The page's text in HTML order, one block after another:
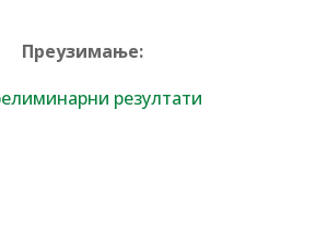
Преузимање:
резултати